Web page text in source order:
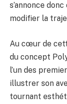
s’annonce
modifier la
Au cœur de
du concept
l’un des
illustrer son
tournant